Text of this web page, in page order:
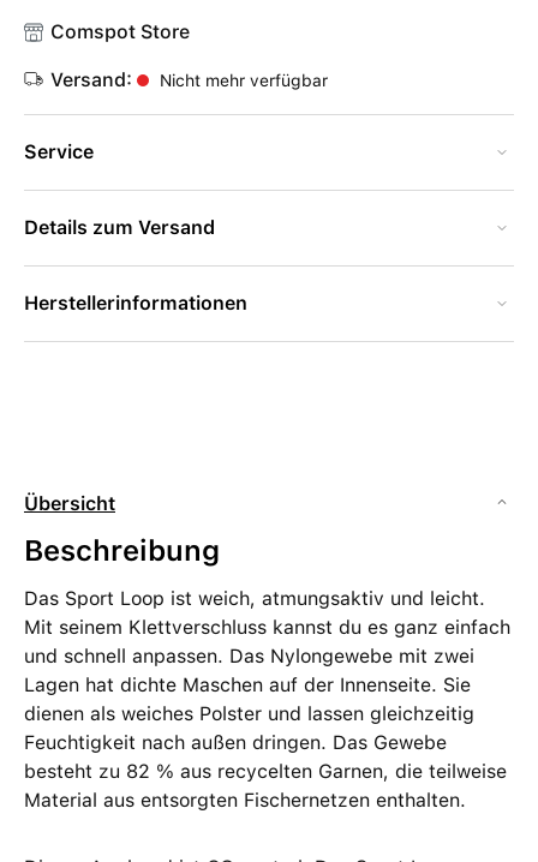
Comspot Store
Versand: Nicht mehr verfügbar
Service
Details zum Versand
Herstellerinformationen
Übersicht
Beschreibung
Das Sport Loop ist weich, atmungsaktiv und leicht.
Mit seinem Klettverschluss kannst du es ganz einfach
und schnell anpassen. Das Nylongewebe mit zwei
Lagen hat dichte Maschen auf der Innenseite. Sie
dienen als weiches Polster und lassen gleichzeitig
Feuchtigkeit nach außen dringen. Das Gewebe
besteht zu 82 % aus recycelten Garnen, die teilweise
Material aus entsorgten Fischernetzen enthalten.